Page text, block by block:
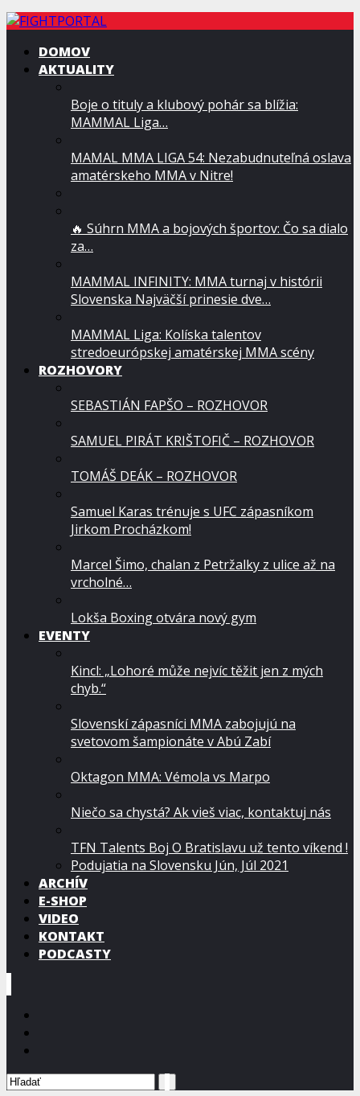
DOMOV
AKTUALITY
Boje o tituly a klubový pohár sa blížia:
MAMMAL Liga…
MAMAL MMA LIGA 54: Nezabudnuteľná oslava
amatérskeho MMA v Nitre!
🔥 Súhrn MMA a bojových športov: Čo sa dialo
za…
MAMMAL INFINITY: MMA turnaj v histórii
Slovenska Najväčší prinesie dve…
MAMMAL Liga: Kolíska talentov
stredoeurópskej amatérskej MMA scény
ROZHOVORY
SEBASTIÁN FAPŠO – ROZHOVOR
SAMUEL PIRÁT KRIŠTOFIČ – ROZHOVOR
TOMÁŠ DEÁK – ROZHOVOR
Samuel Karas trénuje s UFC zápasníkom
Jirkom Procházkom!
Marcel Šimo, chalan z Petržalky z ulice až na
vrcholné…
Lokša Boxing otvára nový gym
EVENTY
Kincl: „Lohoré může nejvíc těžit jen z mých
chyb.“
Slovenskí zápasníci MMA zabojujú na
svetovom šampionáte v Abú Zabí
Oktagon MMA: Vémola vs Marpo
Niečo sa chystá? Ak vieš viac, kontaktuj nás
TFN Talents Boj O Bratislavu už tento víkend !
Podujatia na Slovensku Jún, Júl 2021
ARCHÍV
E-SHOP
VIDEO
KONTAKT
PODCASTY